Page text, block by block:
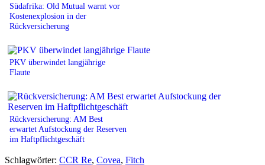
Südafrika: Old Mutual warnt vor
Kostenexplosion in der
Rückversicherung
PKV überwindet langjährige
Flaute
Rückversicherung: AM Best
erwartet Aufstockung der Reserven
im Haftpflichtgeschäft
Schlagwörter: CCR Re, Covea, Fitch